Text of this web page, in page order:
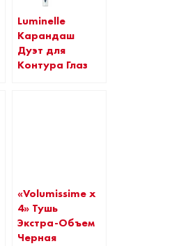
Luminelle
Карандаш
Дуэт для
Контура Глаз
«Volumissime х
4» Тушь
Экстра-Объем
Черная